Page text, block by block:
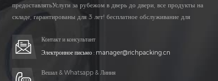
предоставлятьУслуги за рубежом в дверь до двери, все продукты на
складе, гарантированы для 3 лет! бесплатное обслуживание для
Контакт и консультант
Электронное письмо : manager@richpacking.cn
Вешал & Whatsapp & Линия